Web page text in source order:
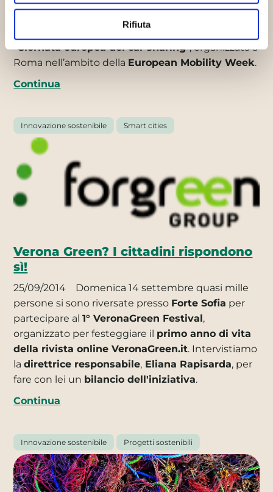
Rifiuta
rivoluzione green su 4 ruote trapelati durante la
“Giornata europea del car sharing”, organizzata a
Roma nell’ambito della European Mobility Week.
Continua
Innovazione sostenibile Smart cities
Verona Green? I cittadini rispondono
sì!
25/09/2014
Domenica 14 settembre quasi mille
persone si sono riversate presso Forte Sofia per
partecipare al1° VeronaGreen Festival,
organizzato per festeggiare il primo anno di vita
della rivista online VeronaGreen.it. Intervistiamo
ladirettrice responsabile, Eliana Rapisarda, per
fare con lei un bilancio dell'iniziativa.
Continua
Innovazione sostenibile Progetti sostenibili